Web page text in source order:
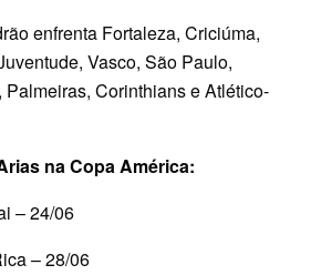
enfrenta Fortaleza, Criciúma,
Vasco, São Paulo,
Corinthians e Atlético-
na Copa América:
– 24/06
– 28/06